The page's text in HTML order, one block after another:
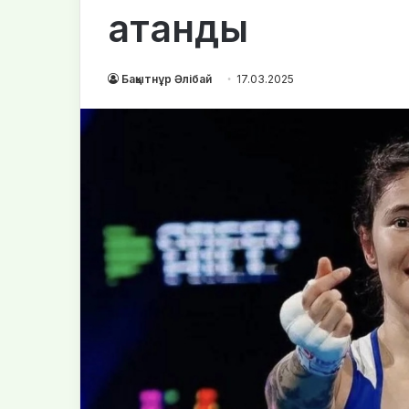
атанды
Бақытнұр Әлібай 17.03.2025